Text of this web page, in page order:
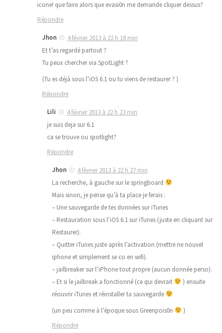
icone! que faire alors que evasi0n me demande cliquer dessus?
Répondre
Jhon
4 février 2013 à 22 h 18 min
Et t’as regardé partout ?
Tu peux chercher via SpotLight ?
(Tu es déjà sous l’iOS 6.1 ou tu viens de restaurer ? )
Répondre
Lili
4 février 2013 à 22 h 23 min
je suis deja sur 6.1
ca se trouve ou spotlight?
Répondre
Jhon
4 février 2013 à 22 h 27 min
La recherche, à gauche sur le springboard
Mais sinon, je pense qu’à ta place je ferais :
– Une sauvegarde de tes données sur iTunes
– Restauration sous l’iOS 6.1 sur iTunes (juste en cliquant sur
Restaurer).
– Quitter iTunes juste après l’activation (mettre ne nouvel
iphone et simplement se co en wifi).
– jailbreaker sur l’iPhone tout propre (aucun donnée perso).
– Et si le jailbreak a fonctionné (ce qui devrait
) ensuite
réouvrir iTunes et réinstaller ta sauvegarde
(un peu comme à l’époque sous Greenpois0n
)
Répondre